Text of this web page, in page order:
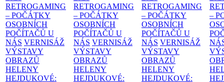
RETROGAMING
– POČÁTKY
OSOBNÍCH
POČÍTAČŮ U
NÁS VERNISÁŽ
VÝSTAVY
OBRAZŮ
HELENY
HEJDUKOVÉ:
RETROGAMING
– POČÁTKY
OSOBNÍCH
POČÍTAČŮ U
NÁS VERNISÁŽ
VÝSTAVY
OBRAZŮ
HELENY
HEJDUKOVÉ:
RETROGAMING
– POČÁTKY
OSOBNÍCH
POČÍTAČŮ U
NÁS VERNISÁŽ
VÝSTAVY
OBRAZŮ
HELENY
HEJDUKOVÉ:
–